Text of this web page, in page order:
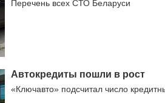
Перечень всех СТО Беларуси
Автокредиты пошли в рост
«Ключавто» подсчитал число